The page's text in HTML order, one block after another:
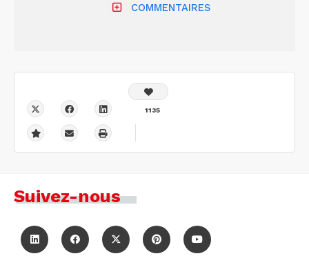
COMMENTAIRES
1135
Suivez-nous